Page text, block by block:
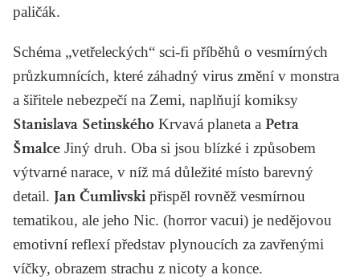
paličák.
Schéma „vetřeleckých“ sci-fi příběhů o vesmírných
průzkumnících, které záhadný virus změní v monstra
a šiřitele nebezpečí na Zemi, naplňují komiksy
Stanislava Setinského Krvavá planeta a Petra
Šmalce Jiný druh. Oba si jsou blízké i způsobem
výtvarné narace, v níž má důležité místo barevný
detail. Jan Čumlivski přispěl rovněž vesmírnou
tematikou, ale jeho Nic. (horror vacui) je nedějovou
emotivní reflexí představ plynoucích za zavřenými
víčky, obrazem strachu z nicoty a konce.